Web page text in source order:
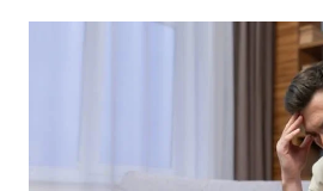
N
i